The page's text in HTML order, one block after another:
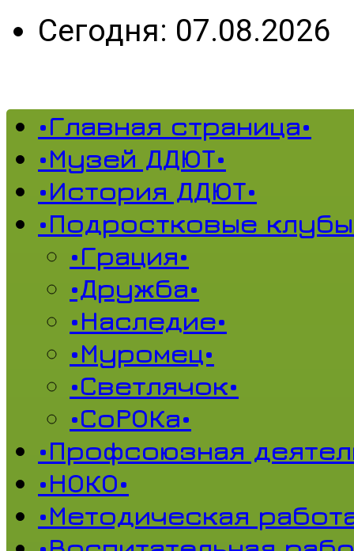
Сегодня: 07.08.2026
•Главная страница•
•Музей ДДЮТ•
•История ДДЮТ•
•Подростковые
•Грация•
•Дружба•
•Наследие•
•Муромец•
•Светлячок•
•СоРОКа•
•Профсоюзная
•НОКО•
•Методическая